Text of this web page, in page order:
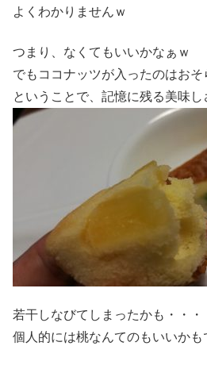
よくわかりませんｗ
つまり、なくてもいいかなぁｗ
でもココナッツが入ったのはおそ
ということで、記憶に残る美味し
若干しなびてしまったかも・・・
個人的には桃なんてのもいいかも